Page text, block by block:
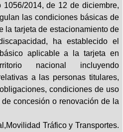
1056/2014, de 12 de diciembre,
las condiciones básicas de
la tarjeta de estacionamiento de
ha establecido el
aplicable a la tarjeta en
nacional incluyendo
a las personas titulares,
condiciones de uso
concesión o renovación de la
Tráfico y Transportes.